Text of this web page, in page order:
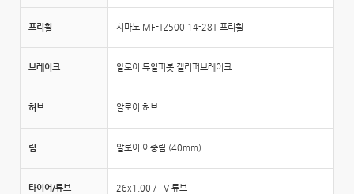
프리휠 시마노 MF-TZ500 14-28T 프리휠
브레이크 알로이 듀얼피봇 캘리퍼브레이크
허브 알로이 허브
림 알로이 이중림 (40mm)
타이어/튜브 26x1.00 / FV 튜브